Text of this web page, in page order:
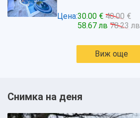
Цена:30.00 € 40.00 €
58.67 лв 78.23 лв
Виж още
Снимка на деня